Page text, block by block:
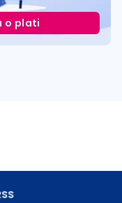
o plati